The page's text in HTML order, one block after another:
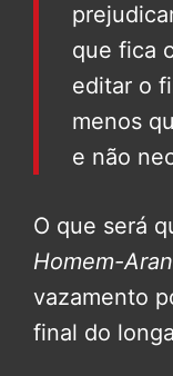
que fica
editar o
menos
e não
O que será
Homem-
vazamento
final do